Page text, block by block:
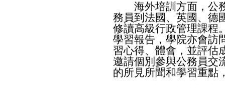
海外培訓方面，公務
務員到法國、英國、德
修讀高級行政管理課程
學習報告，學院亦會訪
習心得、體會，並評估
邀請個別參與公務員交
的所見所聞和學習重點